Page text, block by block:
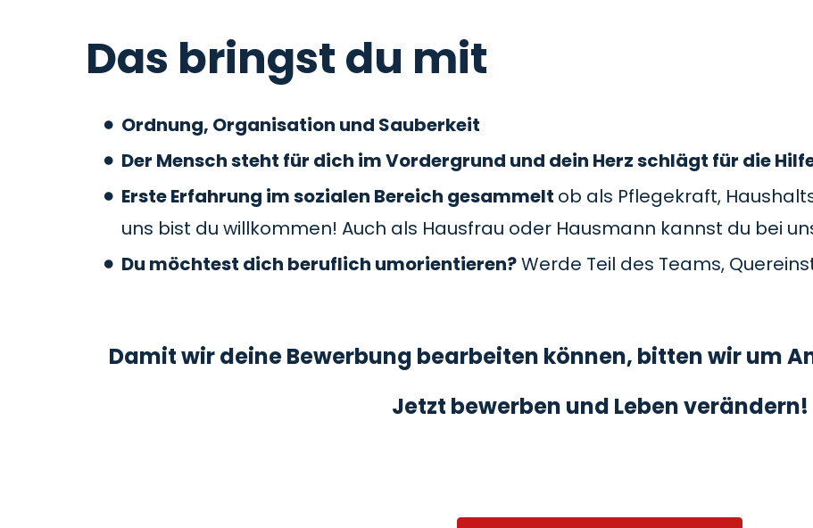
Das bringst du mit
Ordnung, Organisation und Sauberkeit
Der Mensch steht für dich im Vordergrund und dein Herz schlägt für die
Erste Erfahrung im sozialen Bereich gesammelt ob als Pflegekraft,
uns bist du willkommen! Auch als Hausfrau oder Hausmann kannst du bei
Du möchtest dich beruflich umorientieren?Werde Teil des Teams,
Damit wir deine Bewerbung bearbeiten können, bitten wir um
Jetzt bewerben und Leben verändern!